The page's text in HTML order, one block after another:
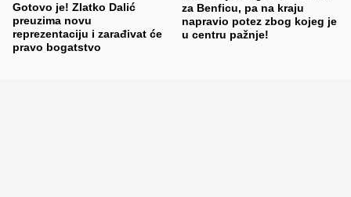
Gotovo je! Zlatko Dalić
preuzima novu
reprezentaciju i zarađivat će
pravo bogatstvo
za Benficu, pa na kraju
napravio potez zbog kojeg je
u centru pažnje!